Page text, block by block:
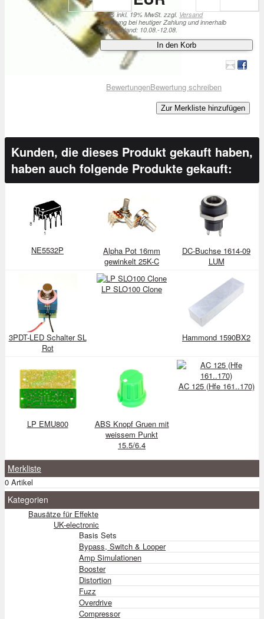
Preis inkl. 19% MwSt. zzgl. Versand
Lieferung bei heutiger Zahlung und innerhalb
Deutschland: 10.08.-12.08.
In den Korb
BewertungenBewertung schreiben
Zur Merkliste hinzufügen
Kunden, die dieses Produkt gekauft haben,
haben auch folgende Produkte gekauft:
NE5532P
Alpha Pot 16mm
gewinkelt 25K-C
DC-Buchse 1614-09
LUM
3PDT-LED Schalter SL
Rot
LP SLO100 Clone
Hammond 1590BX2
LP EMU800
ABS Knopf Gruen mit
weissem Punkt
15.5/6.4
AC 125 (Hfe 161..170)
Merkliste
0 Artikel
Kategorien
Bausätze für Effekte
UK-electronic
Basis Sets
Bypass, Switch & Looper
Amp Simulationen
Booster
Distortion
Fuzz
Overdrive
Compressor